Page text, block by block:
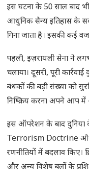
इस घटना के 50 साल बाद
आधुनिक सैन्य इतिहास के
गिना जाता है। इसकी कई
पहली, इज़रायली सेना ने
चलाया। दूसरी, पूरी
बंधकों की बड़ी संख्या को
निष्क्रिय करना अपने आप में
इस ऑपरेशन के बाद
Terrorism Doctrine
रणनीतियों में बदलाव किए।
और अन्य विशेष बलों के